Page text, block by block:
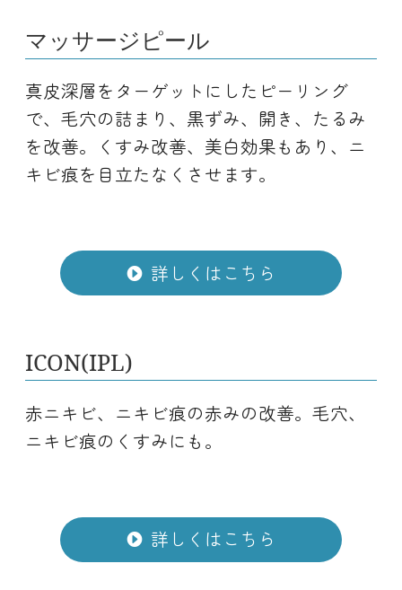
マッサージピール
真皮深層をターゲットにしたピーリング
で、毛穴の詰まり、黒ずみ、開き、たるみ
を改善。くすみ改善、美白効果もあり、ニ
キビ痕を目立たなくさせます。
詳しくはこちら
ICON(IPL)
赤ニキビ、ニキビ痕の赤みの改善。毛穴、
ニキビ痕のくすみにも。
詳しくはこちら